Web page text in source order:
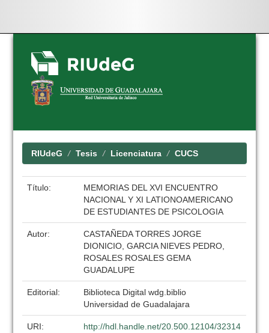
Skip
navigation
RIUdeG Tesis Licenciatura CUCS
Título:
MEMORIAS DEL XVI ENCUENTRO
NACIONAL Y XI LATIONOAMERICANO
DE ESTUDIANTES DE PSICOLOGIA
Autor:
CASTAÑEDA TORRES JORGE
DIONICIO, GARCIA NIEVES PEDRO,
ROSALES ROSALES GEMA
GUADALUPE
Editorial:
Biblioteca Digital wdg.biblio
Universidad de Guadalajara
URI:
http://hdl.handle.net/20.500.12104/32314